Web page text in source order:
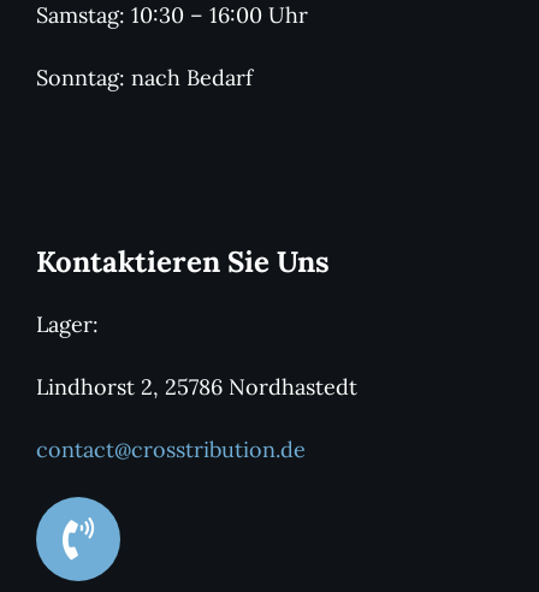
Samstag: 10:30 – 16:00 Uhr
Sonntag: nach Bedarf
Kontaktieren Sie Uns
Lager:
Lindhorst 2, 25786 Nordhastedt
contact@crosstribution.de